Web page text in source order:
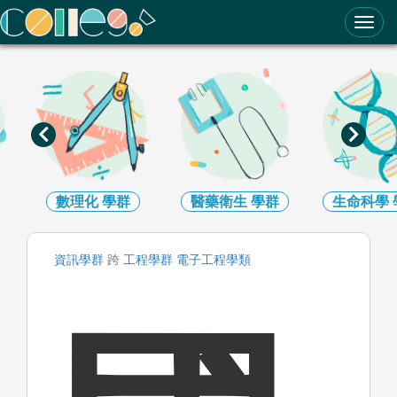
ColleGo! 大學選才與高中育才輔助系統
數理化學群 醫藥衛生 學群 生命科學
資訊學群 跨 工程學群 電子工程學類